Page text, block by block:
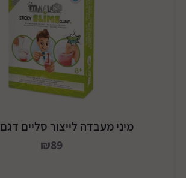
מיני מעבדה לייצור סליים דגם Slime
₪89